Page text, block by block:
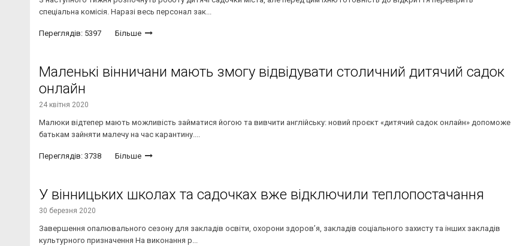
спеціальна комісія. Наразі весь персонал зак...
Переглядів: 5397 Більше
Маленькі вінничани мають змогу відвідувати столичний дитячий садок
онлайн
24 квітня 2020
Малюки відтепер мають можливість займатися йогою та вивчити англійську: новий проєкт «дитячий садок онлайн» допоможе
батькам зайняти малечу на час карантину....
Переглядів: 3738 Більше
У вінницьких школах та садочках вже відключили теплопостачання
30 березня 2020
Завершення опалювального сезону для закладів освіти, охорони здоров’я, закладів соціального захисту та інших закладів
культурного призначення На виконання р...